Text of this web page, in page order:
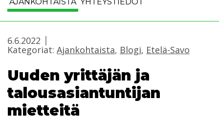
6.6.2022
Kategoriat: Ajankohtaista, Blogi, Etelä-Savo
Uuden yrittäjän ja
talousasiantuntijan
mietteitä